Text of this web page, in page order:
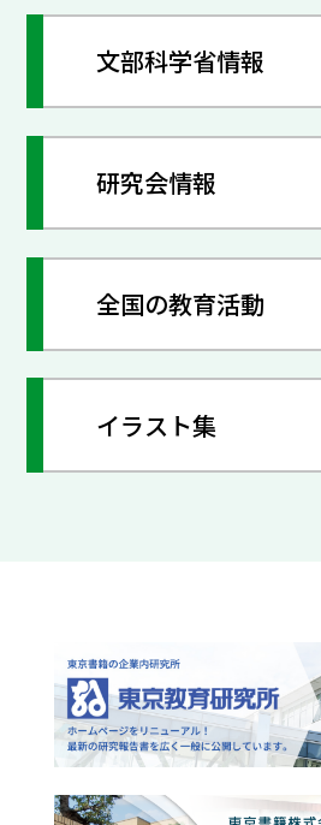
文部科学省情報
研究会情報
全国の教育活動
イラスト集